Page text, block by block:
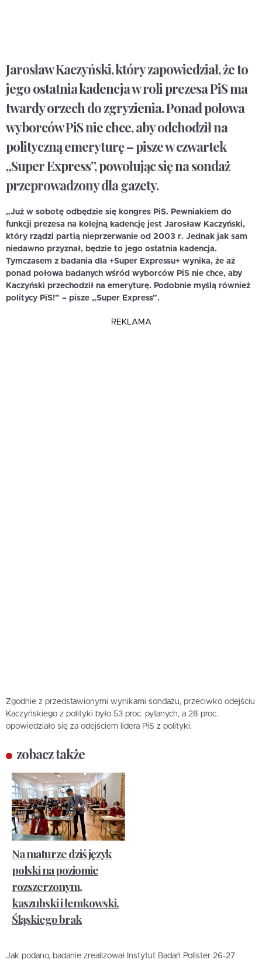
Jarosław Kaczyński, który zapowiedział, że to
jego ostatnia kadencja w roli prezesa PiS ma
twardy orzech do zgryzienia. Ponad połowa
wyborców PiS nie chce, aby odchodził na
polityczną emeryturę – pisze w czwartek
„Super Express”, powołując się na sondaż
przeprowadzony dla gazety.
„Już w sobotę odbędzie się kongres PiS. Pewniakiem do
funkcji prezesa na kolejną kadencję jest Jarosław Kaczyński,
który rządzi partią nieprzerwanie od 2003 r. Jednak jak sam
niedawno przyznał, będzie to jego ostatnia kadencja.
Tymczasem z badania dla +Super Expressu+ wynika, że aż
ponad połowa badanych wśród wyborców PiS nie chce, aby
Kaczyński przechodził na emeryturę. Podobnie myślą również
politycy PiS!” – pisze „Super Express”.
REKLAMA
Zgodnie z przedstawionymi wynikami sondażu, przeciwko odejściu
Kaczyńskiego z polityki było 53 proc. pytanych, a 28 proc.
opowiedziało się za odejściem lidera PiS z polityki.
zobacz także
Na maturze dziś język
polski na poziomie
rozszerzonym,
kaszubski i łemkowski.
Śląskiego brak
Jak podano, badanie zrealizował Instytut Badań Pollster 26-27